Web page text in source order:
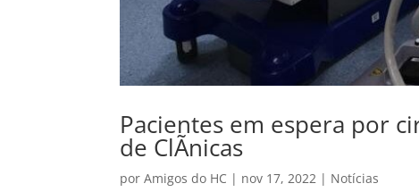
Pacientes em espera por
de ClÃ­nicas
porAmigos do HC | nov 17, 2022 | Notícias